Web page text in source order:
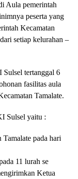
Aula pemerintah
peserta yang
Kecamatan
setiap kelurahan –
Sulsel tertanggal 6
fasilitas aula
Tamalate.
Sulsel yaitu :
pada hari
11 lurah se
Ketua